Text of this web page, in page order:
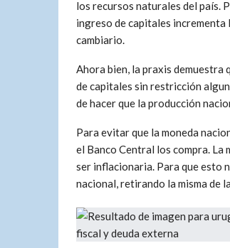
los recursos naturales del país.
ingreso de capitales
cambiario.
Ahora bien, la praxis demuestra
de capitales sin restricción
de hacer que la producción
Para evitar que la moneda
el Banco Central los compra. La
ser inflacionaria. Para que esto
nacional, retirando la misma de